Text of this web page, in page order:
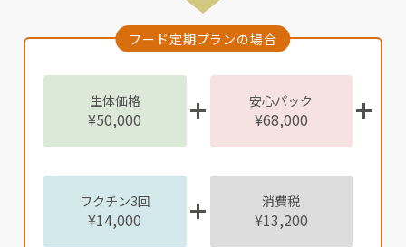
フード定期プランの場合
生体価格
¥50,000
安心パック
¥68,000
ワクチン3回
¥14,000
消費税
¥13,200